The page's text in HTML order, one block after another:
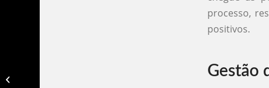
processo,
positivos.
Gestão